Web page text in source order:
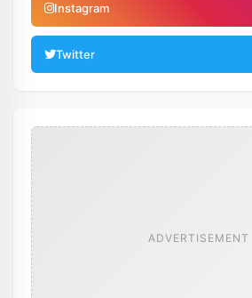
Instagram
Twitter
ADVERTISEMENT